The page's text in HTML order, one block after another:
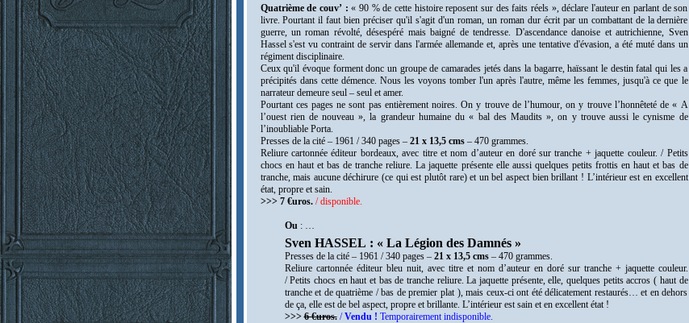
Quatrième de couv’ : « 90 % de cette histoire reposent sur des faits réels », déclare l'auteur en parlant de son
livre. Pourtant il faut bien préciser qu'il s'agit d'un roman, un roman dur écrit par un combattant de la dernière
guerre, un roman révolté, désespéré mais baigné de tendresse. D'ascendance danoise et autrichienne, Sven
Hassel s'est vu contraint de servir dans l'armée allemande et, après une tentative d'évasion, a été muté dans un
régiment disciplinaire.
Ceux qu'il évoque forment donc un groupe de camarades jetés dans la bagarre, haïssant le destin fatal qui les a
précipités dans cette démence. Nous les voyons tomber l'un après l'autre, même les femmes, jusqu'à ce que le
narrateur demeure seul – seul et amer.
Pourtant ces pages ne sont pas entièrement noires. On y trouve de l’humour, on y trouve l’honnêteté de « A
l’ouest rien de nouveau », la grandeur humaine du « bal des Maudits », on y trouve aussi le cynisme de
l’inoubliable Porta.
Presses de la cité – 1961 / 340 pages – 21 x 13,5 cms– 470 grammes.
Reliure cartonnée éditeur bordeaux, avec titre et nom d’auteur en doré sur tranche + jaquette couleur. / Petits
chocs en haut et bas de tranche reliure. La jaquette présente elle aussi quelques petits frottis en haut et bas de
tranche, mais aucune déchirure (ce qui est plutôt rare) et un bel aspect bien brillant ! L’intérieur est en excellent
état, propre et sain.
>>> 7 €uros. / disponible.
Ou : …
Sven HASSEL : « La Légion des Damnés »
Presses de la cité – 1961 / 340 pages – 21 x 13,5 cms– 470 grammes.
Reliure cartonnée éditeur bleu nuit, avec titre et nom d’auteur en doré sur tranche + jaquette couleur.
/Petits chocs en haut et bas de tranche reliure. La jaquette présente, elle, quelques petits accros ( haut de
tranche et de quatrième / bas de premier plat ), mais ceux-ci ont été délicatement restaurés… et en dehors
de ça, elle est de bel aspect, propre et brillante. L’intérieur est sain et en excellent état !
>>>6 €uros. /Vendu ! Temporairement indisponible.